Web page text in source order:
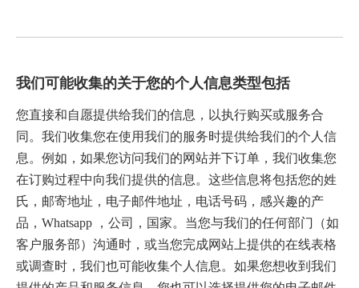
我们可能收集的关于您的个人信息类型包括
您直接和自愿提供给我们的信息，以执行购买或服务合
同。我们收集您在使用我们的服务时提供给我们的个人信
息。例如，如果您访问我们的网站并下订单，我们收集您
在订购过程中向我们提供的信息。这些信息将包括您的姓
氏，邮寄地址，电子邮件地址，电话号码，感兴趣的产
品，Whatsapp ，公司，国家。当您与我们的任何部门（如
客户服务部）沟通时，或当您完成网站上提供的在线表格
或调查时，我们也可能收集个人信息。如果您想收到我们